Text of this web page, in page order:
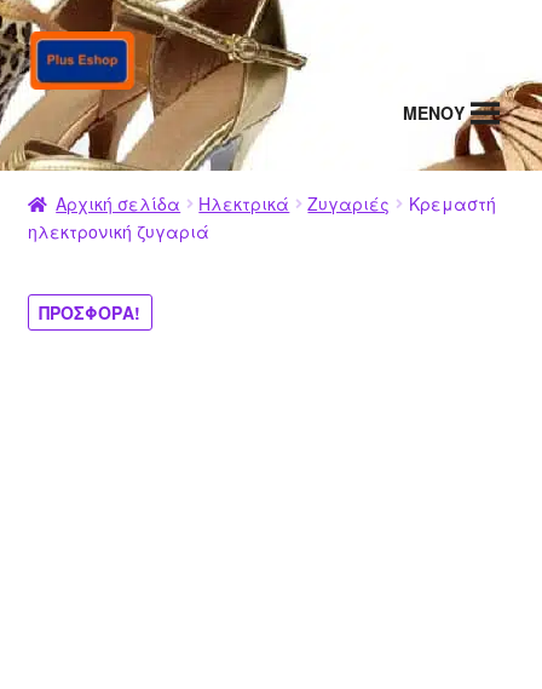
Απευθείας
μετάβαση
στην
πλοήγηση
Μετάβαση
σε
περιεχόμενο
MENΟΥ
Αρχική σελίδα Ηλεκτρικά Ζυγαριές
Κρεμαστή
ηλεκτρονική ζυγαριά
ΠΡΟΣΦΟΡΆ!